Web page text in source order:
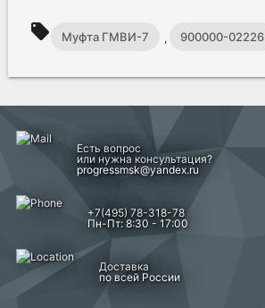
local_offer Муфта ГМВИ-7 , 900000-02226
Есть вопрос
или нужна консультация?
progressmsk@yandex.ru
+7(495) 78-318-78
Пн-Пт: 8:30 - 17:00
Доставка
по всей России